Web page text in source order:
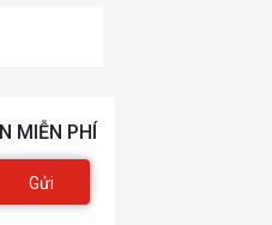
MIỄN PHÍ
Gửi